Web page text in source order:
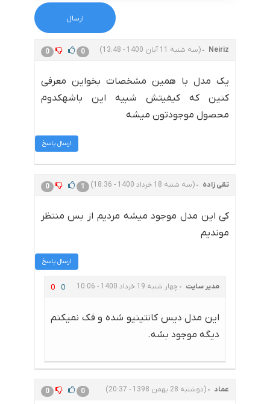
Neiriz (سه شنبه 11 آبان 1400 - 13:48) 0 0
یک مدل با همین مشخصات بخواین معرفی
کنین که کیفیتش شبیه این باشهکدوم
محصول موجودتون میشه
ارسال پاسخ
تقی زاده (سه شنبه 18 خرداد 1400 - 18:36) 0 1
کی این مدل موجود میشه مردیم از بس منتظر
موندیم
ارسال پاسخ
مدیر سایت چهار شنبه 19 خرداد 1400 - 10:06 0 0
این مدل دیس کانتینیو شده و فک نمیکنم
دیگه موجود بشه.
عماد (دوشنبه 28 بهمن 1398 - 20:37) 0 0